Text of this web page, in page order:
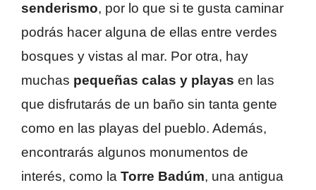
senderismo, por lo que si te gusta caminar
podrás hacer alguna de ellas entre verdes
bosques y vistas al mar. Por otra, hay
muchas pequeñas calas y playas en las
que disfrutarás de un baño sin tanta gente
como en las playas del pueblo. Además,
encontrarás algunos monumentos de
interés, como la Torre Badúm, una antigua